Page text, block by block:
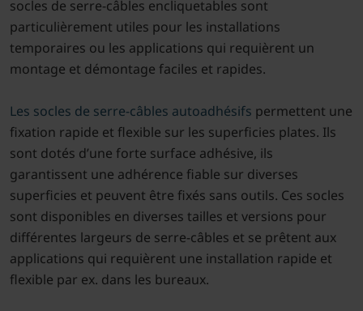
socles de serre-câbles encliquetables sont
particulièrement utiles pour les installations
temporaires ou les applications qui requièrent un
montage et démontage faciles et rapides.
Les socles de serre-câbles autoadhésifs permettent une
fixation rapide et flexible sur les superficies plates. Ils
sont dotés d’une forte surface adhésive, ils
garantissent une adhérence fiable sur diverses
superficies et peuvent être fixés sans outils. Ces socles
sont disponibles en diverses tailles et versions pour
différentes largeurs de serre-câbles et se prêtent aux
applications qui requièrent une installation rapide et
flexible par ex. dans les bureaux.